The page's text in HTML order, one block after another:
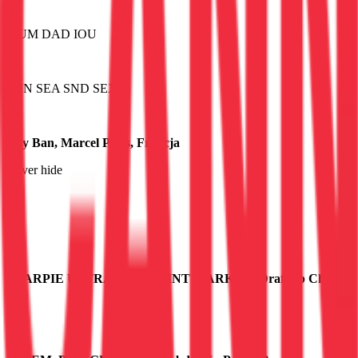
MUM DAD IOU
SUN SEA SND SEX
Ray Ban, Marcel Paris, Francja
Never hide
SHARPIE ULTRA FINE POINT MARKER, Draftfcb